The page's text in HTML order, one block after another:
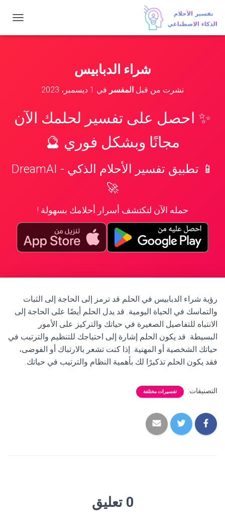
ب
ل
شراء الدبابيس
نشرت من قبل المفسر في 1 ديسمبر، 2023
✨ احصل على تفسير لحلمك الآن
مجانًا وبشكل فوري 🔮
📱 تطبيق تفسير الأحلام الذكي - DreamAI
🚀
حمله الآن لتكتشف أسرار أحلامك بسهولة !
رؤية شراء الدبابيس في الحلم قد ترمز إلى الحاجة إلى الثبات
والتماسك في الحياة اليومية. قد يدل الحلم أيضًا على الحاجة إلى
الانتباه للتفاصيل الصغيرة في حياتك والتركيز على الأمور
البسيطة. قد يكون الحلم إشارة إلى احتياجك للتنظيم والترتيب في
حياتك الشخصية أو المهنية. إذا كنت تشعر بالارتباك أو الفوضى،
فقد يكون الحلم تذكيرًا لك بأهمية النظام والترتيب في حياتك.
التصنيفات: تفسيرات مختلفة
0 تعليق